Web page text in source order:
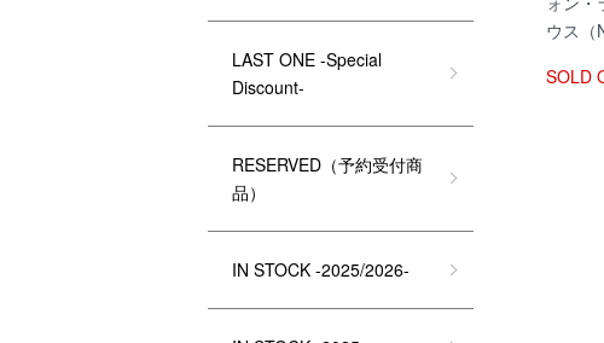
ウス（
SOLD
LAST ONE -Special
Discount-
RESERVED（予約受付商
品）
IN STOCK -2025/2026-